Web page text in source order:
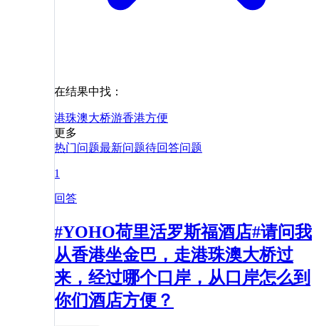
在结果中找：
港珠澳大桥游香港方便
更多
热门问题最新问题待回答问题
1
回答
#YOHO荷里活罗斯福酒店#请问我
从香港坐金巴，走港珠澳大桥过
来，经过哪个口岸，从口岸怎么到
你们酒店方便？